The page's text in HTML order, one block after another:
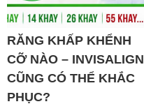
RĂNG KHẤP KHỂNH
CỠ NÀO – INVISALIGN
CŨNG CÓ THỂ KHẮC
PHỤC?